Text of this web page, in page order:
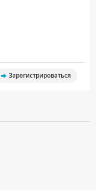
Зарегистрироваться